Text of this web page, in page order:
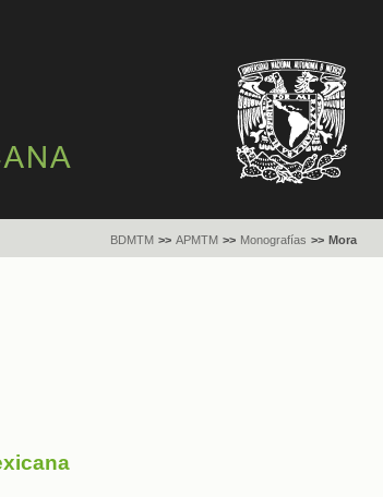
BDMTM >> APMTM >> Monografías >> Mora